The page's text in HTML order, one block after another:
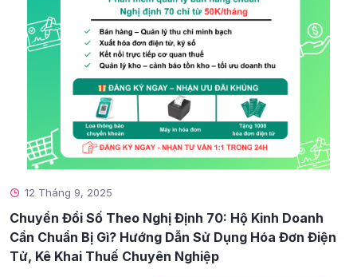
12 Tháng 9, 2025
Chuyển Đổi Số Theo Nghị Định 70: Hộ Kinh Doanh
Cần Chuẩn Bị Gì? Hướng Dẫn Sử Dụng Hóa Đơn Điện
Tử, Kê Khai Thuế Chuyên Nghiệp